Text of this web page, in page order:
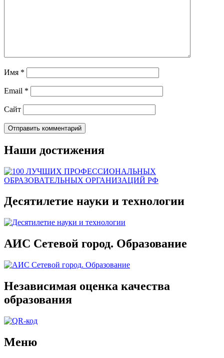
Имя *
Email *
Сайт
Наши достижения
Десятилетие науки и технологии
АИС Сетевой город. Образование
Независимая оценка качества
образования
Меню